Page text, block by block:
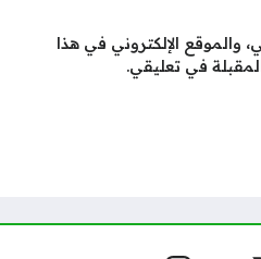
والموقع الإلكتروني في هذا
في تعليقي.